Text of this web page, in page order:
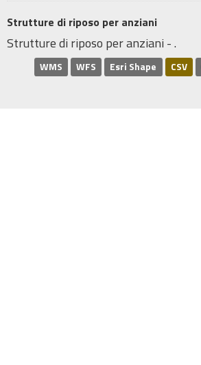
Strutture di riposo per anziani
Strutture di riposo per anziani - .
WMS WFS Esri Shape CSV